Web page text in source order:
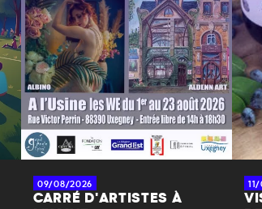
09/08/2026
CARRÉ D'ARTISTES À